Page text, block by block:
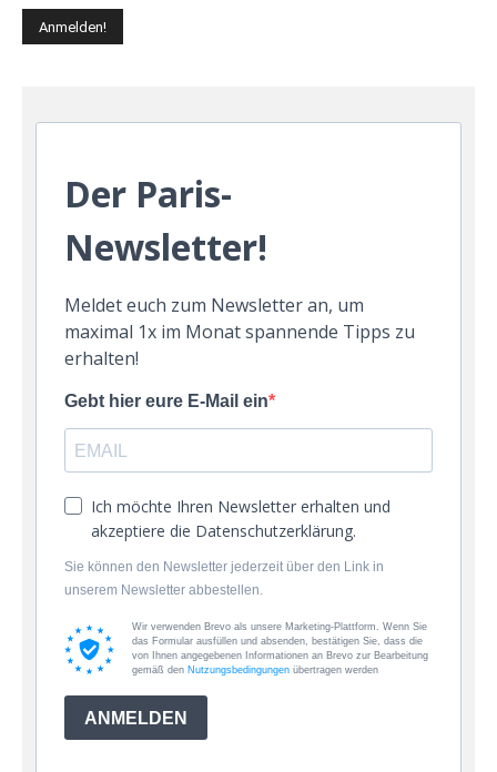
Der Paris-
Newsletter!
Meldet euch zum Newsletter an, um
maximal 1x im Monat spannende Tipps zu
erhalten!
Gebt hier eure E-Mail ein
Ich möchte Ihren Newsletter erhalten und
akzeptiere die Datenschutzerklärung.
Sie können den Newsletter jederzeit über den Link in
unserem Newsletter abbestellen.
Wir verwenden Brevo als unsere Marketing-Plattform. Wenn Sie
das Formular ausfüllen und absenden, bestätigen Sie, dass die
von Ihnen angegebenen Informationen an Brevo zur Bearbeitung
gemäß den Nutzungsbedingungen übertragen werden
ANMELDEN